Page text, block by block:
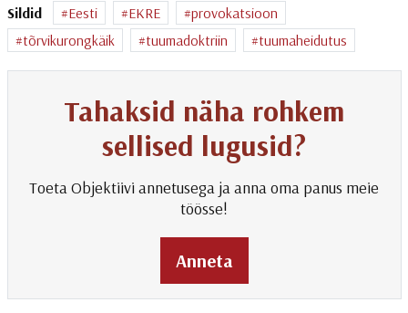
Sildid Eesti EKRE
provokatsioon
tõrvikurongkäik
tuumadoktriin tuumaheidutus
Tahaksid näha rohkem
sellised lugusid?
Toeta Objektiivi annetusega ja anna oma panus meie
töösse!
Anneta